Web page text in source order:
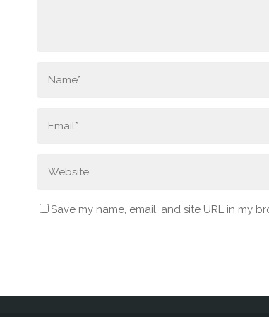
Save my name, email, and site URL in my